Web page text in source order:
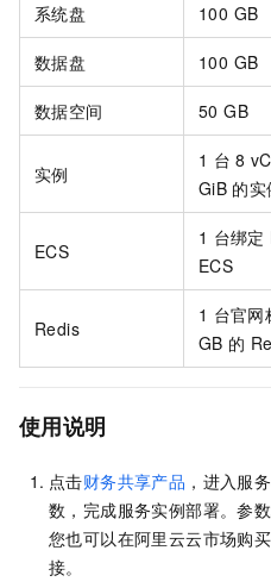
系统盘 100 GB
数据盘 100 GB
数据空间 50 GB
实例
1 台 8
GiB 的实
ECS
1 台绑定
ECS
Redis
1 台官网
GB 的
使用说明
点击财务共享产品 ，进入服
数，完成服务实例部署。参
您也可以在阿里云云市场购
接。